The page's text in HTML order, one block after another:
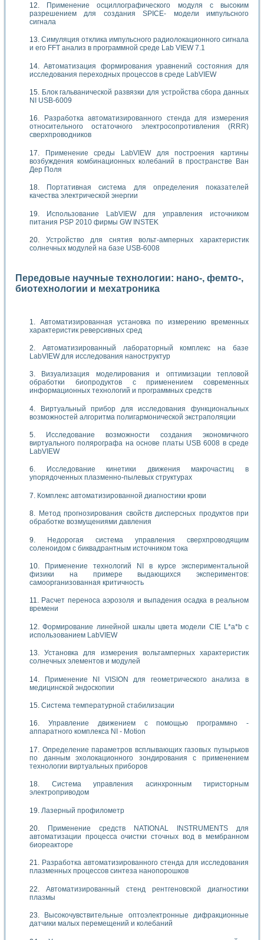
Применение осциллографического модуля с высоким
разрешением для создания SPICE- модели импульсного
сигнала
Симуляция отклика импульсного радиолокационного сигнала
и его FFT анализ в программной среде Lab VIEW 7.1
Автоматизация формирования уравнений состояния для
исследования переходных процессов в среде LabVIEW
Блок гальванической развязки для устройства сбора данных
NI USB-6009
Разработка автоматизированного стенда для измерения
относительного остаточного электросопротивления (RRR)
сверхпроводников
Применение среды LabVIEW для построения картины
возбуждения комбинационных колебаний в пространстве Ван
Дер Поля
Портативная система для определения показателей
качества электрической энергии
Использование LabVIEW для управления источником
питания PSP 2010 фирмы GW INSTEK
Устройство для снятия вольт-амперных характеристик
солнечных модулей на базе USB-6008
Передовые научные технологии: нано-, фемто-,
биотехнологии и мехатроника
Автоматизированная установка по измерению временных
характеристик реверсивных сред
Автоматизированный лабораторный комплекс на базе
LabVIEW для исследования наноструктур
Визуализация моделирования и оптимизации тепловой
обработки биопродуктов с применением современных
информационных технологий и программных средств
Виртуальный прибор для исследования функциональных
возможностей алгоритма полигармонической экстраполяции
Исследование возможности создания экономичного
виртуального полярографа на основе платы USB 6008 в среде
LabVIEW
Исследование кинетики движения макрочастиц в
упорядоченных плазменно-пылевых структурах
Комплекс автоматизированной диагностики крови
Метод прогнозирования свойств дисперсных продуктов при
обработке возмущениями давления
Недорогая система управления сверхпроводящим
соленоидом с биквадрантным источником тока
Применение технологий NI в курсе экспериментальной
физики на примере выдающихся экспериментов:
самоорганизованная критичность
Расчет переноса аэрозоля и выпадения осадка в реальном
времени
Формирование линейной шкалы цвета модели CIE L*a*b с
использованием LabVIEW
Установка для измерения вольтамперных характеристик
солнечных элементов и модулей
Применение NI VISION для геометрического анализа в
медицинской эндоскопии
Система температурной стабилизации
Управление движением с помощью программно -
аппаратного комплекса NI - Motion
Определение параметров всплывающих газовых пузырьков
по данным эхолокационного зондирования с применением
технологии виртуальных приборов
Система управления асинхронным тиристорным
электроприводом
Лазерный профилометр
Применение средств NATIONAL INSTRUMENTS для
автоматизации процесса очистки сточных вод в мембранном
биореакторе
Разработка автоматизированного стенда для исследования
плазменных процессов синтеза нанопорошков
Автоматизированный стенд рентгеновской диагностики
плазмы
Высокочувствительные оптоэлектронные дифракционные
датчики малых перемещений и колебаний